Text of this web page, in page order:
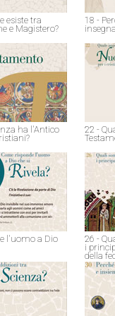
esiste tra
e Magistero?
18 -
ha l'Antico
22 -
l'uomo a Dio
26 -
i
della